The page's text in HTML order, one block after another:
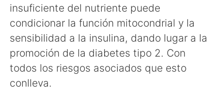
insuficiente del nutriente puede
condicionar la función mitocondrial y la
sensibilidad a la insulina, dando lugar a la
promoción de la diabetes tipo 2. Con
todos los riesgos asociados que esto
conlleva.